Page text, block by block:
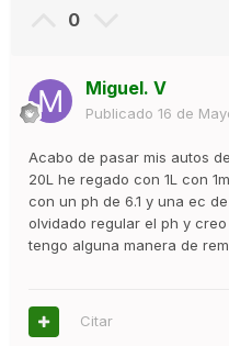
0
Miguel. V
Publicado 16 de
Acabo de pasar mis autos
20L he regado con 1L con
con un ph de 6.1 y una ec
olvidado regular el ph y
tengo alguna manera de
Citar